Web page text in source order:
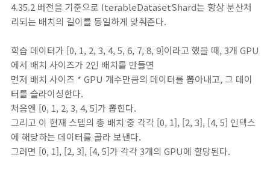
4.35.2 버전을 기준으로 IterableDatasetShard는 항상 분산처
리되는 배치의 길이를 동일하게 맞춰준다.
학습 데이터가 [0, 1, 2, 3, 4, 5, 6, 7, 8, 9]이라고 했을 때, 3개 GPU
에서 배치 사이즈가 2인 배치를 만들면
먼저 배치 사이즈 * GPU 개수만큼의 데이터를 뽑아내고, 그 데이
터를 슬라이싱한다.
처음엔 [0, 1, 2, 3, 4, 5]가 뽑힌다.
그리고 이 현재 스텝의 총 배치 중 각각 [0, 1], [2, 3], [4, 5] 인덱스
에 해당하는 데이터를 골라 보낸다.
그러면 [0, 1], [2, 3], [4, 5]가 각각 3개의 GPU에 할당된다.